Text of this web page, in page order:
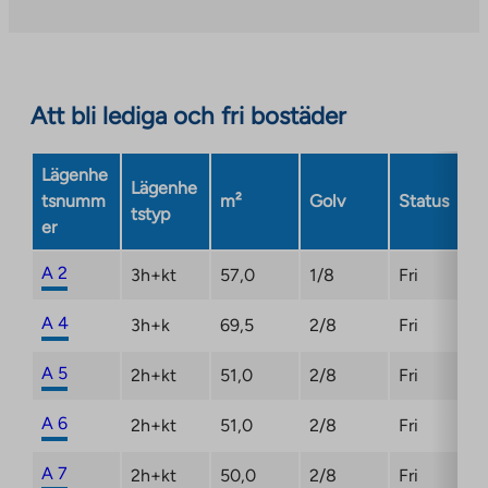
external
opens
a
new
Att bli lediga och fri bostäder
Lägenhe
tsnumm
er
Lägenhe
tstyp
m² Golv Status
A 2 3h+kt 57,0 1/8 Fri
A 4 3h+k 69,5 2/8 Fri
A 5 2h+kt 51,0 2/8 Fri
A 6 2h+kt 51,0 2/8 Fri
A 7 2h+kt 50,0 2/8 Fri